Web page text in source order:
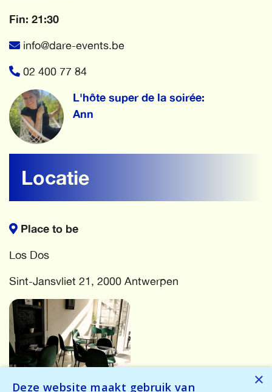
Fin: 21:30
info@dare-events.be
02 400 77 84
L'hôte super de la soirée:
Ann
Locatie
Place to be
Los Dos
Sint-Jansvliet 21, 2000 Antwerpen
×
Deze website maakt gebruik van